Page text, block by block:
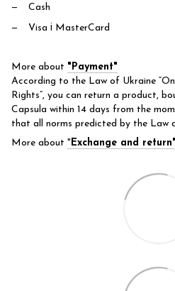
Cash
Visa і MasterCard
More about "Payment"
According to the Law of Ukraine
Rights”, you can return a product,
Capsula within 14 days from the
that all norms predicted by the Law
More about " Exchange and return"